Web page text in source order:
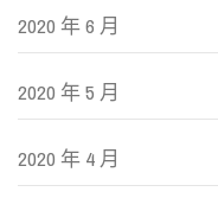
2020 年 6 月
2020 年 5 月
2020 年 4 月